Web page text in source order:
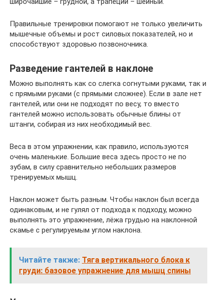
Правильные тренировки помогают не только увеличить
мышечные объемы и рост силовых показателей, но и
способствуют здоровью позвоночника.
Разведение гантелей в наклоне
Можно выполнять как со слегка согнутыми руками, так и
с прямыми руками (с прямыми сложнее). Если в зале нет
гантелей, или они не подходят по весу, то вместо
гантелей можно использовать обычные блины от
штанги, собирая из них необходимый вес.
Веса в этом упражнении, как правило, используются
очень маленькие. Большие веса здесь просто не по
зубам, в силу сравнительно небольших размеров
тренируемых мышц.
Наклон может быть разным. Чтобы наклон был всегда
одинаковым, и не гулял от подхода к подходу, можно
выполнять это упражнение, лёжа грудью на наклонной
скамье с регулируемым углом наклона.
Читайте также: Тяга вертикального блока к
груди: базовое упражнение для мышц спины